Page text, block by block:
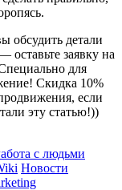
обсудить детали
оставьте заявку на
для
Скидка 10%
если
эту статью!))
с людьми
Новости